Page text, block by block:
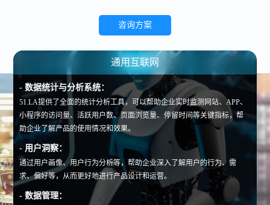
咨询方案
通用互联网
教育
- 学员数据管理：
帮助学校或培训机构管理学员的数据进行管理等。
- 教育数据分析：
数据分析工具可以帮助学校或培训机构分析学员的学习数据，了解学员
的行为习惯和在线表现等，从而制定更有效的教学计划。
- 在线课程管理：
管理和跟踪在线课程的学习进度。